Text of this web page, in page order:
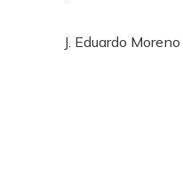
J. Eduardo Moreno